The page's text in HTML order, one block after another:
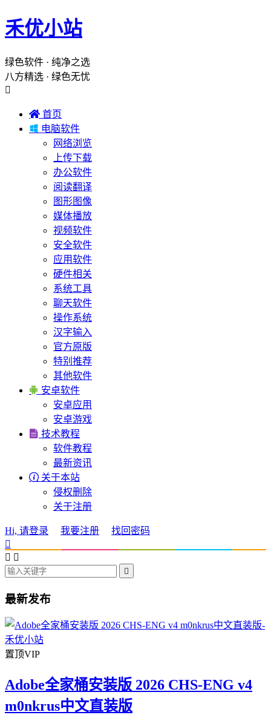
禾优小站
绿色软件 · 纯净之选
八方精选 · 绿色无忧

 首页
 电脑软件
网络浏览
上传下载
办公软件
阅读翻译
图形图像
媒体播放
视频软件
安全软件
应用软件
硬件相关
系统工具
聊天软件
操作系统
汉字输入
官方原版
特别推荐
其他软件
 安卓软件
安卓应用
安卓游戏
 技术教程
软件教程
最新资讯
 关于本站
侵权删除
关于注册
Hi, 请登录 我要注册
找回密码

 

最新发布
置顶VIP
Adobe全家桶安装版 2026 CHS-ENG v4
m0nkrus中文直装版